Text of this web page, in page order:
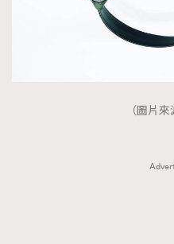
（圖片來